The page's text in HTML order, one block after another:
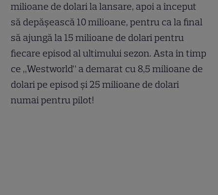
milioane de dolari la lansare, apoi a început
să depășească 10 milioane, pentru ca la final
să ajungă la 15 milioane de dolari pentru
fiecare episod al ultimului sezon. Asta în timp
ce „Westworld” a demarat cu 8,5 milioane de
dolari pe episod și 25 milioane de dolari
numai pentru pilot!